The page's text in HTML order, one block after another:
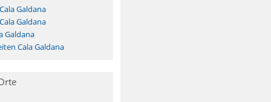
Galdana
Galdana
Galdana
Cala Galdana